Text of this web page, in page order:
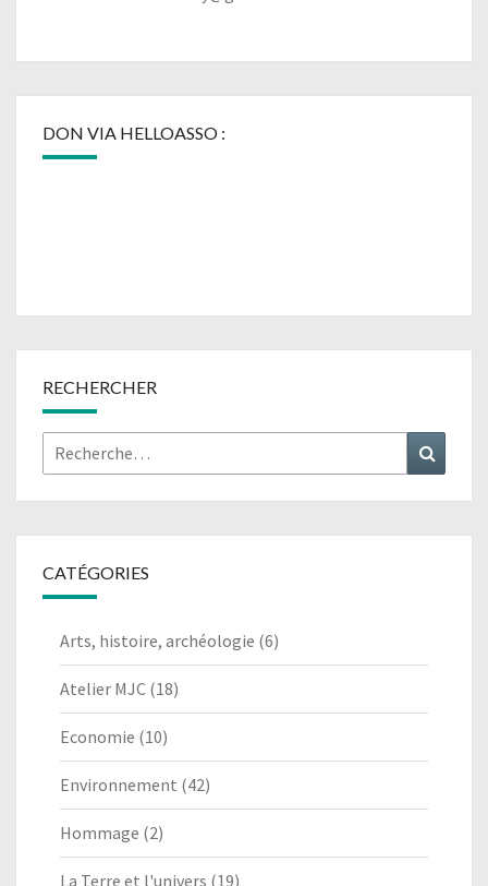
DON VIA HELLOASSO :
RECHERCHER
Rechercher :
CATÉGORIES
Arts, histoire, archéologie (6)
Atelier MJC (18)
Economie (10)
Environnement (42)
Hommage (2)
La Terre et l'univers (19)